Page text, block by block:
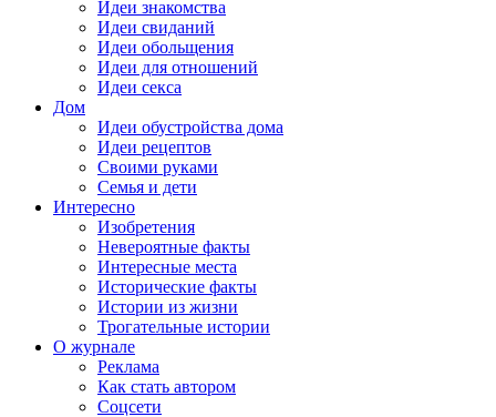
Идеи знакомства
Идеи свиданий
Идеи обольщения
Идеи для отношений
Идеи секса
Дом
Идеи обустройства дома
Идеи рецептов
Своими руками
Семья и дети
Интересно
Изобретения
Невероятные факты
Интересные места
Исторические факты
Истории из жизни
Трогательные истории
О журнале
Реклама
Как стать автором
Соцсети